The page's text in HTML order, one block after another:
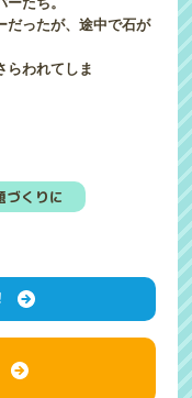
だったが、途中で石が
らわれてしま
づくりに